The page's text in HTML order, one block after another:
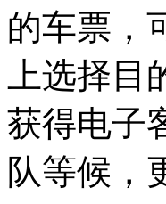
的车票，
上选择
获得电子
队等候，